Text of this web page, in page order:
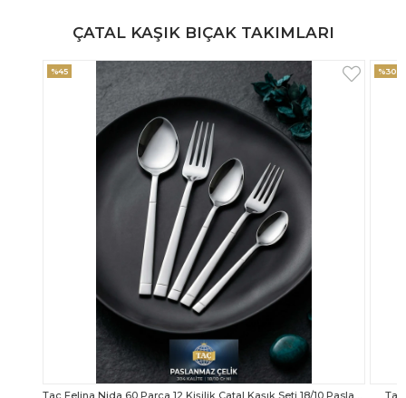
ÇATAL KAŞIK BIÇAK TAKIMLARI
Taç Calista Tivoli 72 Parça 12 Kişilik Çatal Kaşık Bıçak Seti
%30
Taç
%33